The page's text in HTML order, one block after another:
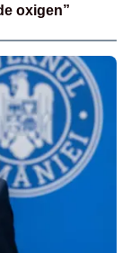
oxigen”